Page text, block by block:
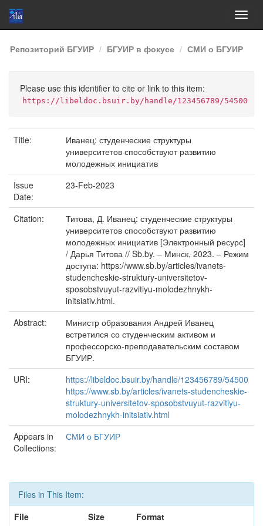
Skip
navigation
Репозиторий БГУИР БГУИР в фокусе СМИ о БГУИР
Please use this identifier to cite or link to this item:
https://libeldoc.bsuir.by/handle/123456789/54500
Title:
Иванец: студенческие структуры
университетов способствуют развитию
молодежных инициатив
Issue
Date:
23-Feb-2023
Citation:
Титова, Д. Иванец: студенческие структуры
университетов способствуют развитию
молодежных инициатив [Электронный ресурс]
/ Дарья Титова // Sb.by. – Минск, 2023. – Режим
доступа: https://www.sb.by/articles/ivanets-
studencheskie-struktury-universitetov-
sposobstvuyut-razvitiyu-molodezhnykh-
initsiativ.html.
Abstract:
Министр образования Андрей Иванец
встретился со студенческим активом и
профессорско-преподавательским составом
БГУИР.
URI:
https://libeldoc.bsuir.by/handle/123456789/54500
https://www.sb.by/articles/ivanets-studencheskie-
struktury-universitetov-sposobstvuyut-razvitiyu-
molodezhnykh-initsiativ.html
Appears in
Collections:
СМИ о БГУИР
Files in This Item:
File
Size Format